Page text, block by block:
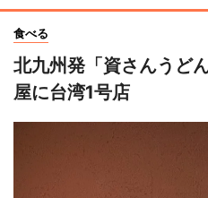
食べる
北九州発「資さんうど
屋に台湾1号店